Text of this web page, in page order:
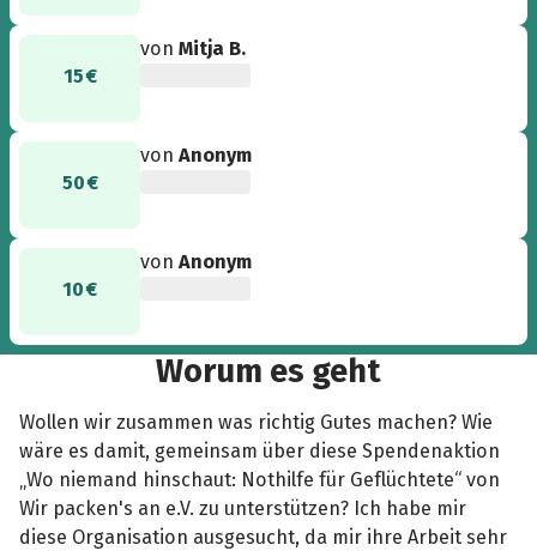
15 €
vonMitja B.
50 €
vonAnonym
10 €
vonAnonym
Worum es geht
Wollen wir zusammen was richtig Gutes machen? Wie
wäre es damit, gemeinsam über diese Spendenaktion
„Wo niemand hinschaut: Nothilfe für Geflüchtete“ von
Wir packen's an e.V. zu unterstützen? Ich habe mir
diese Organisation ausgesucht, da mir ihre Arbeit sehr